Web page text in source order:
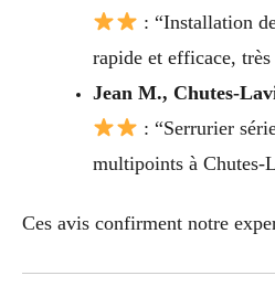
: “Installation
rapide et efficace,
Jean M., Chutes-
: “Serrurier
multipoints à Chutes-
Ces avis confirment notre